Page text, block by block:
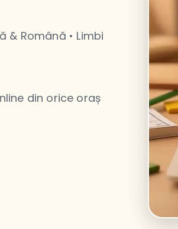
& Română • Limbi
din orice oraș